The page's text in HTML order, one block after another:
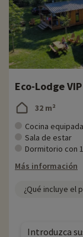
Eco-Lodge
32 m²
Cocina
Sala de estar
Dormitorio con
Más información
¿Qué incluye el
Introduzca